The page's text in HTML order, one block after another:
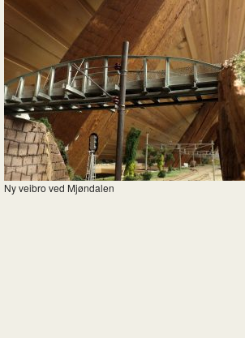
Ny veibro ved Mjøndalen